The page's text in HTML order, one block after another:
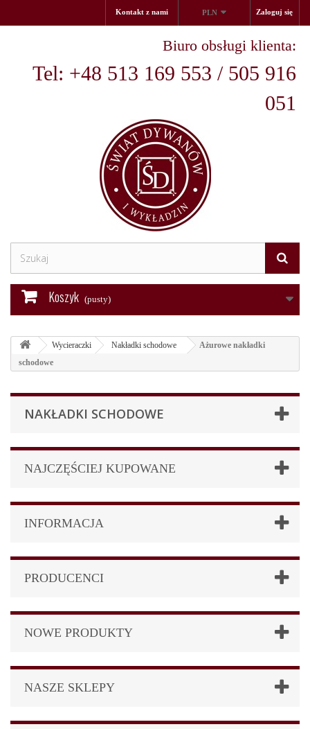
Zaloguj się
PLN
Kontakt z nami
Biuro obsługi klienta:
Tel: +48 513 169 553 / 505 916
051
Koszyk (pusty)
Wycieraczki Nakładki schodowe
Ażurowe nakładki
schodowe
NAKŁADKI SCHODOWE
NAJCZĘŚCIEJ KUPOWANE
INFORMACJA
PRODUCENCI
NOWE PRODUKTY
NASZE SKLEPY